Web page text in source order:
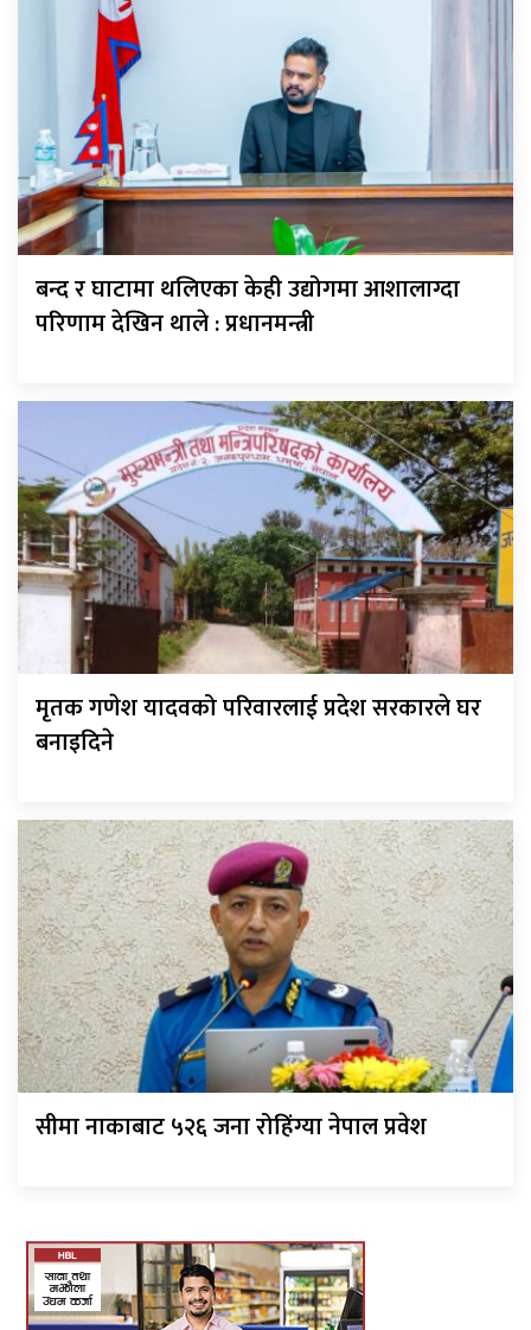
बन्द र घाटामा थलिएका केही उद्योगमा आशालाग्दा
परिणाम देखिन थाले : प्रधानमन्त्री
मृतक गणेश यादवको परिवारलाई प्रदेश सरकारले घर
बनाइदिने
सीमा नाकाबाट ५२६ जना रोहिंग्या नेपाल प्रवेश